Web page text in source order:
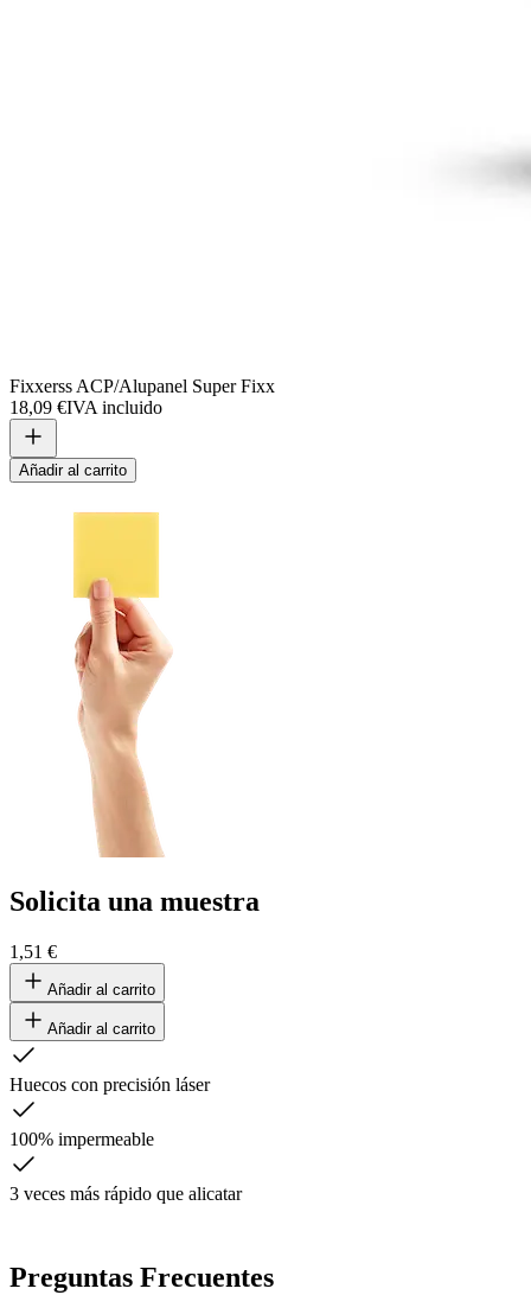
Fixxerss ACP/Alupanel Super Fixx
18,09 €IVA incluido
Añadir al carrito
Solicita una muestra
1,51 €
Añadir al carrito
Añadir al carrito
Huecos con precisión láser
100% impermeable
3 veces más rápido que alicatar
Preguntas Frecuentes